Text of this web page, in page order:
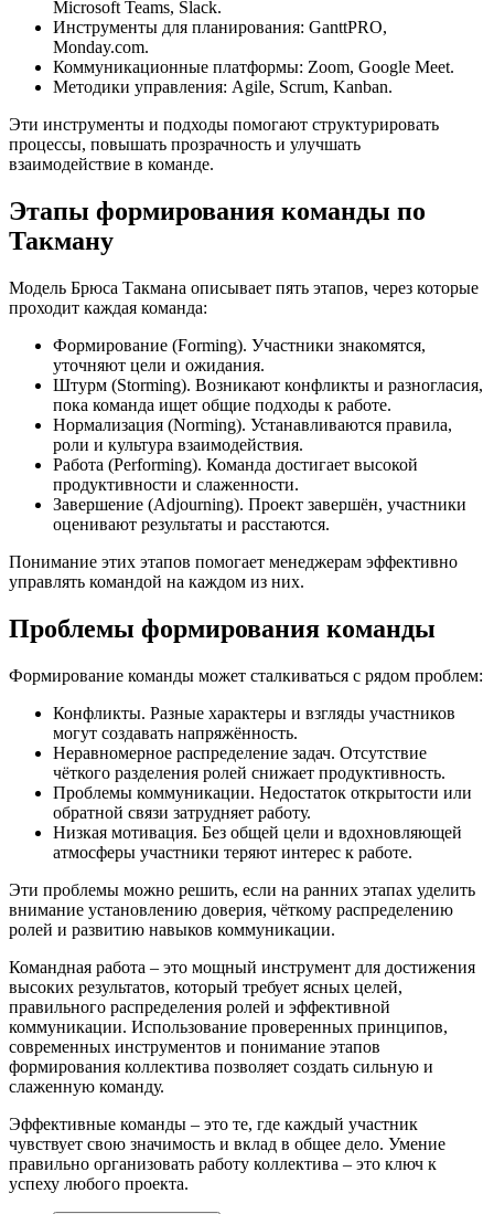
Microsoft Teams, Slack.
Инструменты для планирования: GanttPRO,
Monday.com.
Коммуникационные платформы: Zoom, Google Meet.
Методики управления: Agile, Scrum, Kanban.
Эти инструменты и подходы помогают структурировать
процессы, повышать прозрачность и улучшать
взаимодействие в команде.
Этапы формирования команды по
Такману
Модель Брюса Такмана описывает пять этапов, через которые
проходит каждая команда:
Формирование (Forming). Участники знакомятся,
уточняют цели и ожидания.
Штурм (Storming). Возникают конфликты и разногласия,
пока команда ищет общие подходы к работе.
Нормализация (Norming). Устанавливаются правила,
роли и культура взаимодействия.
Работа (Performing). Команда достигает высокой
продуктивности и слаженности.
Завершение (Adjourning). Проект завершён, участники
оценивают результаты и расстаются.
Понимание этих этапов помогает менеджерам эффективно
управлять командой на каждом из них.
Проблемы формирования команды
Формирование команды может сталкиваться с рядом проблем:
Конфликты. Разные характеры и взгляды участников
могут создавать напряжённость.
Неравномерное распределение задач. Отсутствие
чёткого разделения ролей снижает продуктивность.
Проблемы коммуникации. Недостаток открытости или
обратной связи затрудняет работу.
Низкая мотивация. Без общей цели и вдохновляющей
атмосферы участники теряют интерес к работе.
Эти проблемы можно решить, если на ранних этапах уделить
внимание установлению доверия, чёткому распределению
ролей и развитию навыков коммуникации.
Командная работа – это мощный инструмент для достижения
высоких результатов, который требует ясных целей,
правильного распределения ролей и эффективной
коммуникации. Использование проверенных принципов,
современных инструментов и понимание этапов
формирования коллектива позволяет создать сильную и
слаженную команду.
Эффективные команды – это те, где каждый участник
чувствует свою значимость и вклад в общее дело. Умение
правильно организовать работу коллектива – это ключ к
успеху любого проекта.